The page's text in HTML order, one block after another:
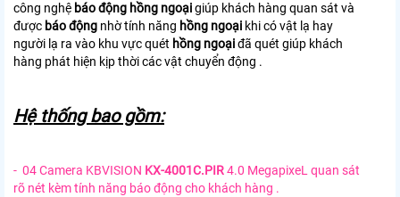
công nghệ báo động hồng ngoạigiúp khách hàng quan sát và
được báo động nhờ tính năng hồng ngoại khi có vật lạ hay
người lạ ra vào khu vực quét hồng ngoạiđã quét giúp khách
hàng phát hiện kịp thời các vật chuyển động .
Hệ thống bao gồm:
- 04 Camera KBVISION KX-4001C.PIR4.0 MegapixeL quan sát
rõ nét kèm tính năng báo động cho khách hàng .